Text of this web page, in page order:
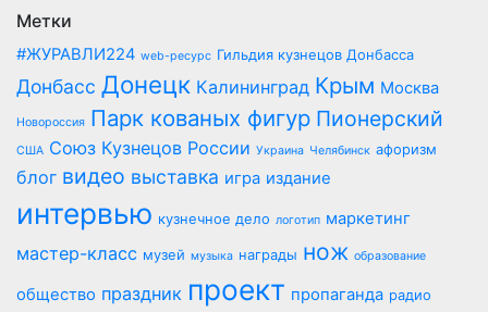
Метки
#ЖУРАВЛИ224 web-ресурс Гильдия кузнецов Донбасса
Донбасс Донецк Калининград Крым Москва
Новороссия Парк кованых фигур Пионерский
США Союз Кузнецов России Украина Челябинск афоризм
блог видео выставка игра издание
интервью кузнечное дело логотип маркетинг
мастер-класс музей музыка награды нож образование
общество праздник проект пропаганда радио